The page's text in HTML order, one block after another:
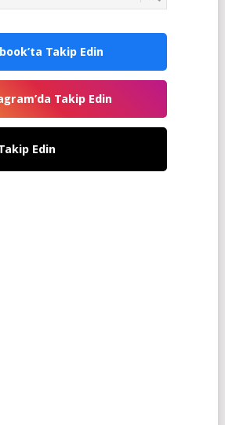
Takip Edin
Takip Edin
Edin